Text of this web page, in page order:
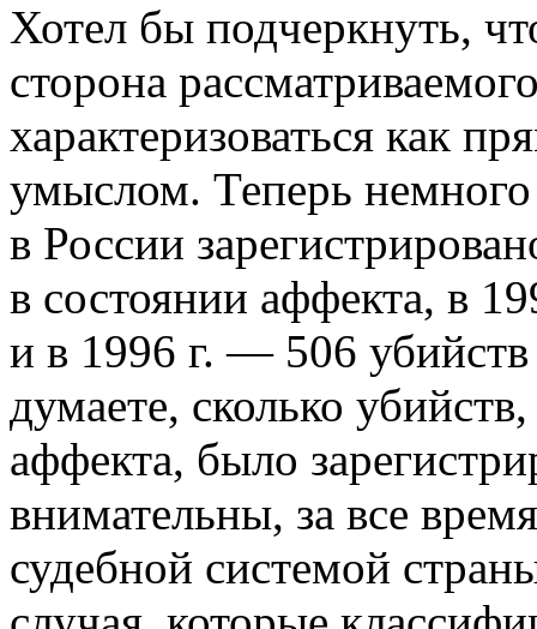
Хотел бы подчеркнуть,
сторона
характеризоваться как
умыслом. Теперь
в России
в состоянии аффекта, в
и в 1996 г. — 506 убийств
думаете, сколько
аффекта, было
внимательны, за все
судебной системой